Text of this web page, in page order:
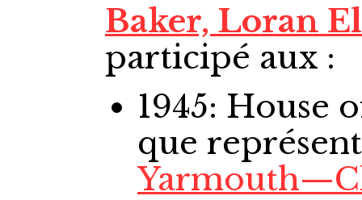
Baker, Loran
participé aux :
1945: House
que